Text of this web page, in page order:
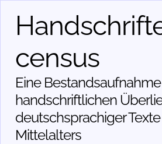
census
Eine
handschriftlichen
deutschsprachiger
Mittelalters